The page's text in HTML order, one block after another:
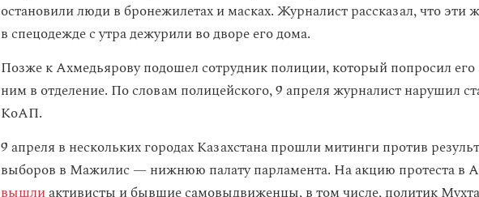
остановили люди в бронежилетах и масках. Журналист рассказал, что
в спецодежде с утра дежурили во дворе его дома.
Позже к Ахмедьярову подошел сотрудник полиции, который попросил его
ним в отделение. По словам полицейского, 9 апреля журналист нарушил
КоАП.
9 апреля в нескольких городах Казахстана прошли митинги против
выборов в Мажилис — нижнюю палату парламента. На акцию протеста в